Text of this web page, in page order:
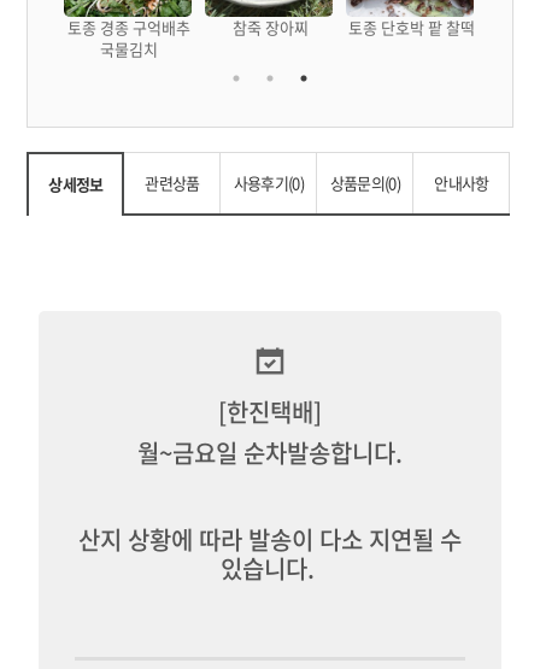
토종 경종 구억배추
국물김치
참죽 장아찌 토종 단호박 팥 찰떡
상세정보 관련상품 사용후기(0) 상품문의(0) 안내사항
[한진택배]
월~금요일 순차발송합니다.
산지 상황에 따라 발송이 다소 지연될 수
있습니다.